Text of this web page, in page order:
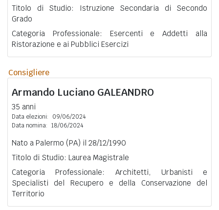
Titolo di Studio: Istruzione Secondaria di Secondo
Grado
Categoria Professionale: Esercenti e Addetti alla
Ristorazione e ai Pubblici Esercizi
Consigliere
Armando Luciano GALEANDRO
35 anni
Data elezioni:
09/06/2024
Data nomina: 18/06/2024
Nato a Palermo (PA) il 28/12/1990
Titolo di Studio: Laurea Magistrale
Categoria Professionale: Architetti, Urbanisti e
Specialisti del Recupero e della Conservazione del
Territorio